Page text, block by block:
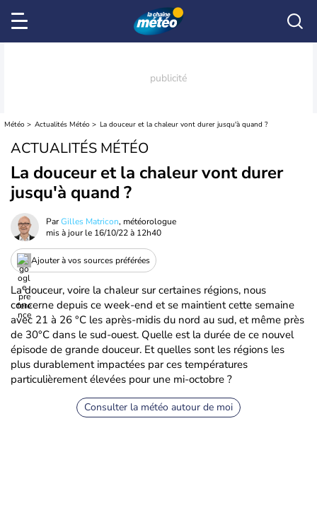
Météo Actualités Météo La douceur et la chaleur vont durer jusqu'à quand ?
ACTUALITÉS MÉTÉO
La douceur et la chaleur vont durer
jusqu'à quand ?
ParGilles Matricon, météorologue
mis à jour le 16/10/22 à 12h40
Ajouter à vos sources préférées
La douceur, voire la chaleur sur certaines régions, nous
concerne depuis ce week-end et se maintient cette semaine
avec 21 à 26 °C les après-midis du nord au sud, et même près
de 30°C dans le sud-ouest. Quelle est la durée de ce nouvel
épisode de grande douceur. Et quelles sont les régions les
plus durablement impactées par ces températures
particulièrement élevées pour une mi-octobre ?
Consulter la météo autour de moi